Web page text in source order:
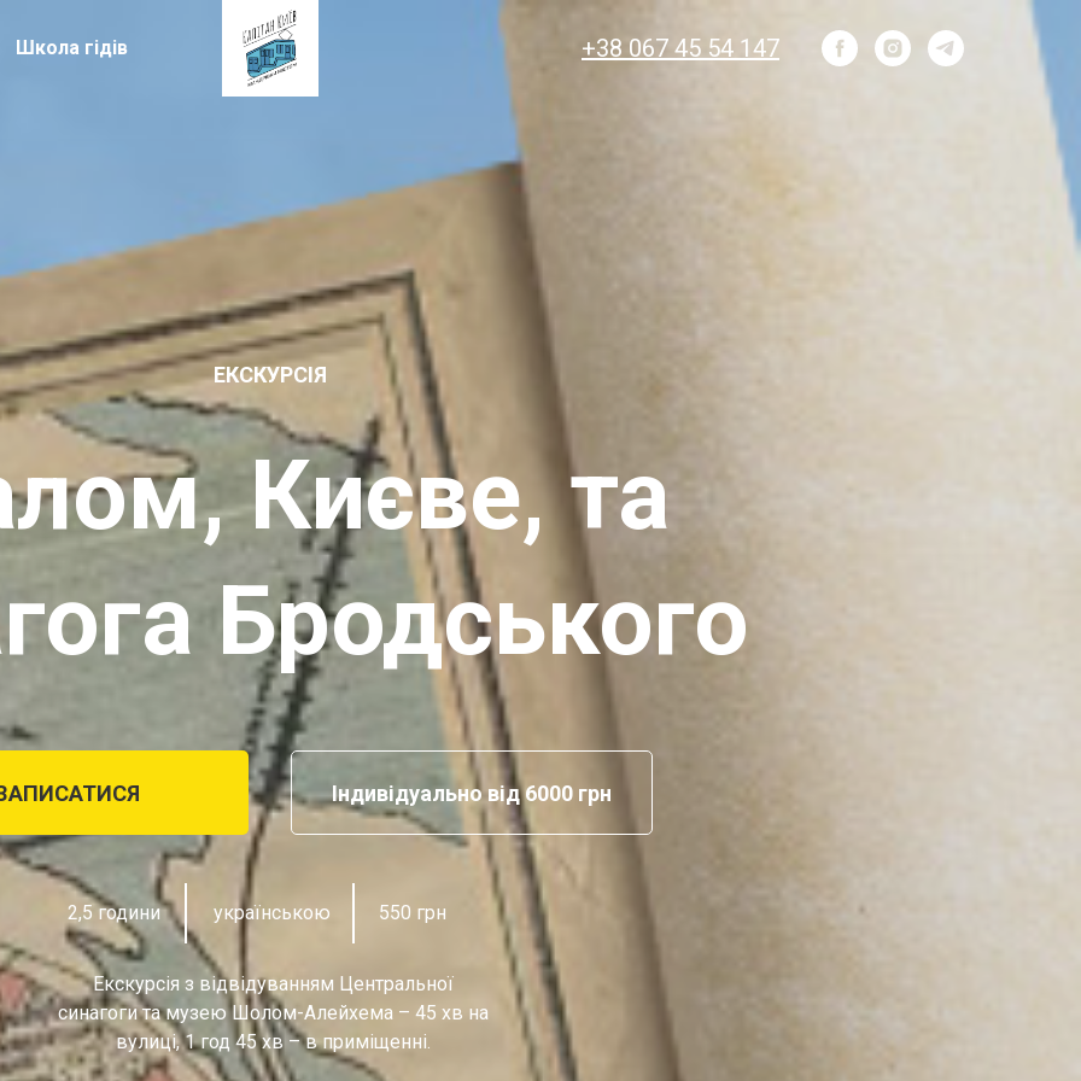
Школа гідів +38 067 45 54 147
ЕКСКУРСІЯ
Києве, та
Бродського
Індивідуально від 6000 грн
українською
2,5 години 550 грн
Екскурсія з відвідуванням Центральної
синагоги та музею Шолом-Алейхема – 45 хв на
вулиці, 1 год 45 хв – в приміщенні.